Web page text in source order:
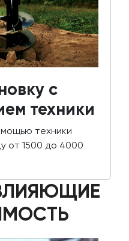
с
техники
техники
от 1500 до 4000